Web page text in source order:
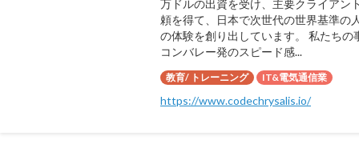
万ドルの出資を受け、主要クライアン
頼を得て、日本で次世代の世界基準の
の体験を創り出しています。 私たちの
コンバレー発のスピード感...
教育/ トレーニング IT&電気通信業
https://www.codechrysalis.io/